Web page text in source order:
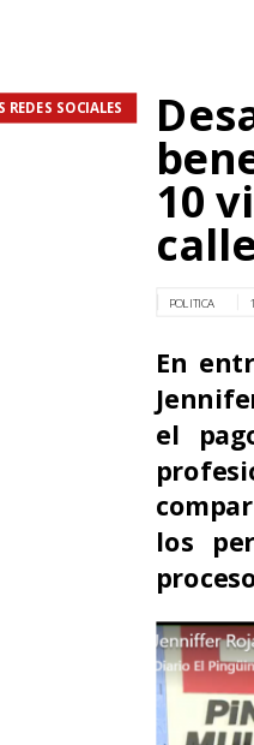
SOCIALES
10
POLITICA
En
el
los